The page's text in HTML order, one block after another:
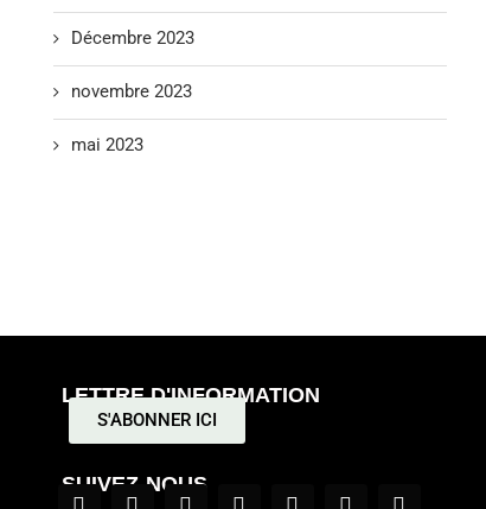
Décembre 2023
novembre 2023
mai 2023
LETTRE D'INFORMATION
S'ABONNER ICI
SUIVEZ-NOUS